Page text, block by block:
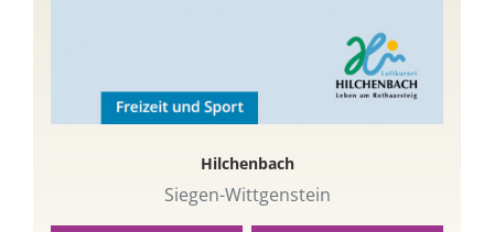
Hilchenbach
Siegen-Wittgenstein